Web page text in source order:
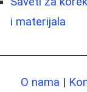
i materijala
O nama |